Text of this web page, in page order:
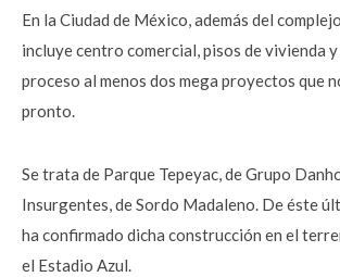
En la Ciudad de México, además del
incluye centro comercial, pisos de vivienda
proceso al menos dos mega proyectos que
pronto.
Se trata de Parque Tepeyac, de Grupo
Insurgentes, de Sordo Madaleno. De éste
ha confirmado dicha construcción en el
el Estadio Azul.